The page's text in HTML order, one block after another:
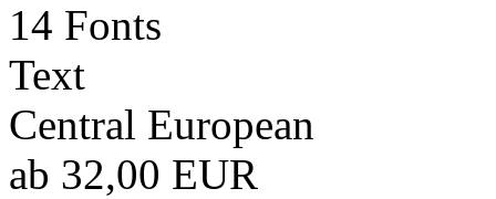
14 Fonts
Text
Central European
ab 32,00 EUR